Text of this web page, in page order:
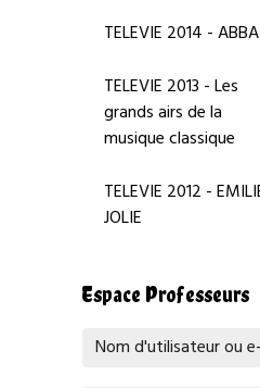
TELEVIE 2014 - ABBA
TELEVIE 2013 - Les
grands airs de la
musique classique
TELEVIE 2012 -
JOLIE
Espace Professeurs